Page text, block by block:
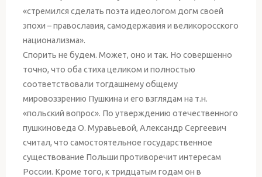
«стремился сделать поэта идеологом догм своей
эпохи – православия, самодержавия и великоросского
национализма».
Спорить не будем. Может, оно и так. Но совершенно
точно, что оба стиха целиком и полностью
соответствовали тогдашнему общему
мировоззрению Пушкина и его взглядам на т.н.
«польский вопрос». По утверждению отечественного
пушкиноведа О. Муравьевой, Александр Сергеевич
считал, что самостоятельное государственное
существование Польши противоречит интересам
России. Кроме того, к тридцатым годам он в